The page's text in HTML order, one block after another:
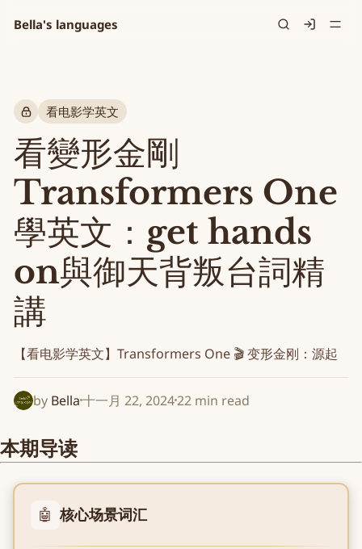
Bella's languages
看电影学英文
看變形金剛
Transformers One
學英文：get hands
on與御天背叛台詞精
講
【看电影学英文】Transformers One 🎬 变形金刚：源起
by Bella十一月 22, 202422 min read
本期导读
🤖 核心场景词汇